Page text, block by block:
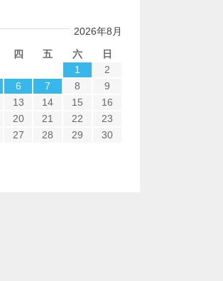
2026年8月
四 五 六
日
1
2
6 7 8
9
13 14 15
16
20 21 22
23
27 28 29
30